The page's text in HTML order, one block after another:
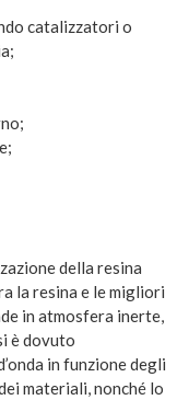
catalizzatori o
della resina
la resina e le migliori
in atmosfera inerte,
è dovuto
in funzione degli
materiali, nonché lo